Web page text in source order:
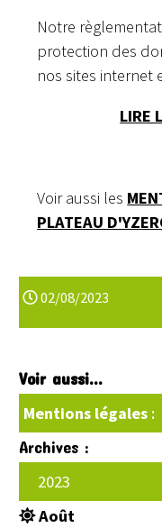
Notre
protection des
nos sites internet
LIRE
Voir aussi les
PLATEAU
02/08/2023
Voir aussi...
Mentions légales :
Archives :
2023
Août